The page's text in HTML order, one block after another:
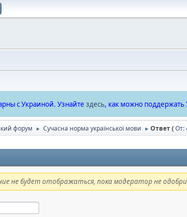
с Украиной. Узнайте здесь, как можно поддержать
форум ► Сучасна норма української мови ► Ответ (От:
не будет отображаться, пока модератор не